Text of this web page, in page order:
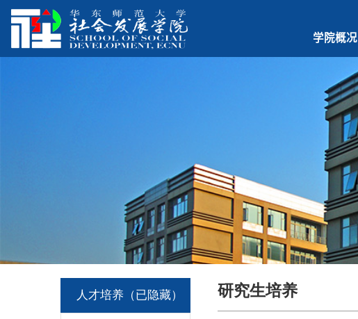
学院概况
人才培养（已隐藏） 研究生培养